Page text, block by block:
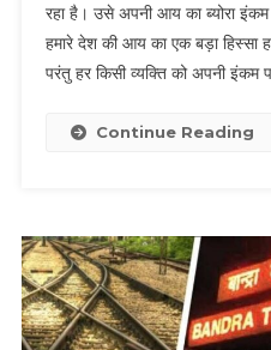
रहा है। उसे अपनी आय का ब्योरा इंकम
हमारे देश की आय का एक बड़ा हिस्सा
परंतु हर किसी व्यक्ति को अपनी इंकम
Continue Reading